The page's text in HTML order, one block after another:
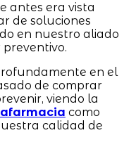
antes era vista
de soluciones
en nuestro aliado
en el
de comprar
viendo la
como
calidad de